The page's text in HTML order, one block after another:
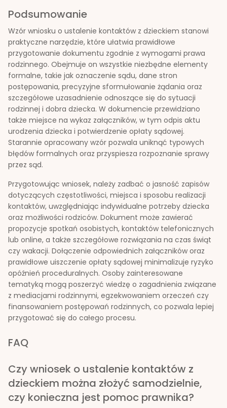
Podsumowanie
Wzór wniosku o ustalenie kontaktów z dzieckiem stanowi
praktyczne narzędzie, które ułatwia prawidłowe
przygotowanie dokumentu zgodnie z wymogami prawa
rodzinnego. Obejmuje on wszystkie niezbędne elementy
formalne, takie jak oznaczenie sądu, dane stron
postępowania, precyzyjne sformułowanie żądania oraz
szczegółowe uzasadnienie odnoszące się do sytuacji
rodzinnej i dobra dziecka. W dokumencie przewidziano
także miejsce na wykaz załączników, w tym odpis aktu
urodzenia dziecka i potwierdzenie opłaty sądowej.
Starannie opracowany wzór pozwala uniknąć typowych
błędów formalnych oraz przyspiesza rozpoznanie sprawy
przez sąd.
Przygotowując wniosek, należy zadbać o jasność zapisów
dotyczących częstotliwości, miejsca i sposobu realizacji
kontaktów, uwzględniając indywidualne potrzeby dziecka
oraz możliwości rodziców. Dokument może zawierać
propozycje spotkań osobistych, kontaktów telefonicznych
lub online, a także szczegółowe rozwiązania na czas świąt
czy wakacji. Dołączenie odpowiednich załączników oraz
prawidłowe uiszczenie opłaty sądowej minimalizuje ryzyko
opóźnień proceduralnych. Osoby zainteresowane
tematyką mogą poszerzyć wiedzę o zagadnienia związane
z mediacjami rodzinnymi, egzekwowaniem orzeczeń czy
finansowaniem postępowań rodzinnych, co pozwala lepiej
przygotować się do całego procesu.
FAQ
Czy wniosek o ustalenie kontaktów z
dzieckiem można złożyć samodzielnie,
czy konieczna jest pomoc prawnika?